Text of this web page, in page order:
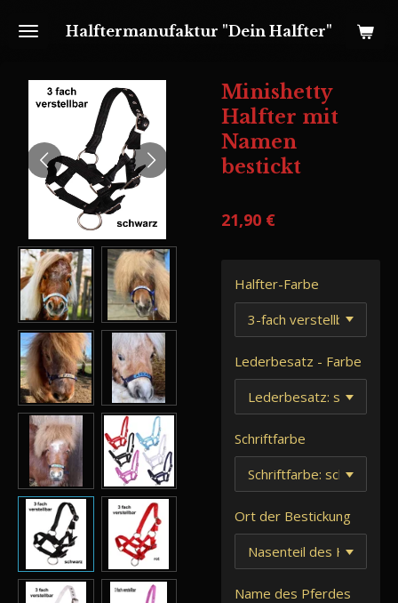
Hauptinhalt
Halftermanufaktur "Dein Halfter"
Minishetty
Halfter mit
Namen
bestickt
21,90 €
Halfter-Farbe
Lederbesatz - Farbe
Schriftfarbe
Ort der Bestickung
Name des Pferdes